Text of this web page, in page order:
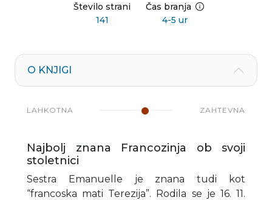
Število strani
141
Čas branja
4-5 ur
O KNJIGI
LAHKOTNA ZAHTEVNA
Najbolj znana Francozinja ob svoji
stoletnici
Sestra Emanuelle je znana tudi kot
“francoska mati Terezija”. Rodila se je 16. 11.